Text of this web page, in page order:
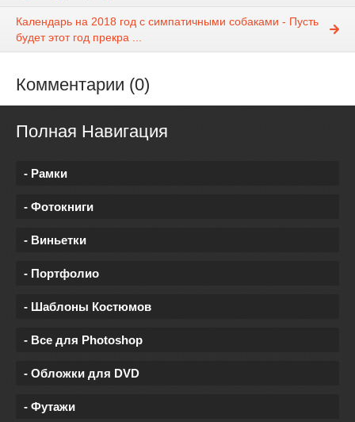
Календарь на 2018 год с симпатичными собаками - Пусть
будет этот год прекра ...
Комментарии (0)
Полная Навигация
- Рамки
- Фотокниги
- Виньетки
- Портфолио
- Шаблоны Костюмов
- Все для Photoshop
- Обложки для DVD
- Футажи